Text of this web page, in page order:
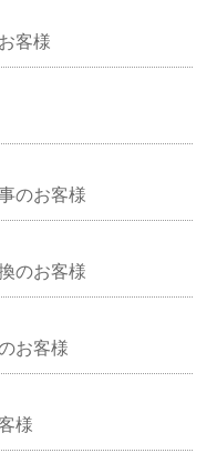
客様
のお客様
のお客様
お客様
様